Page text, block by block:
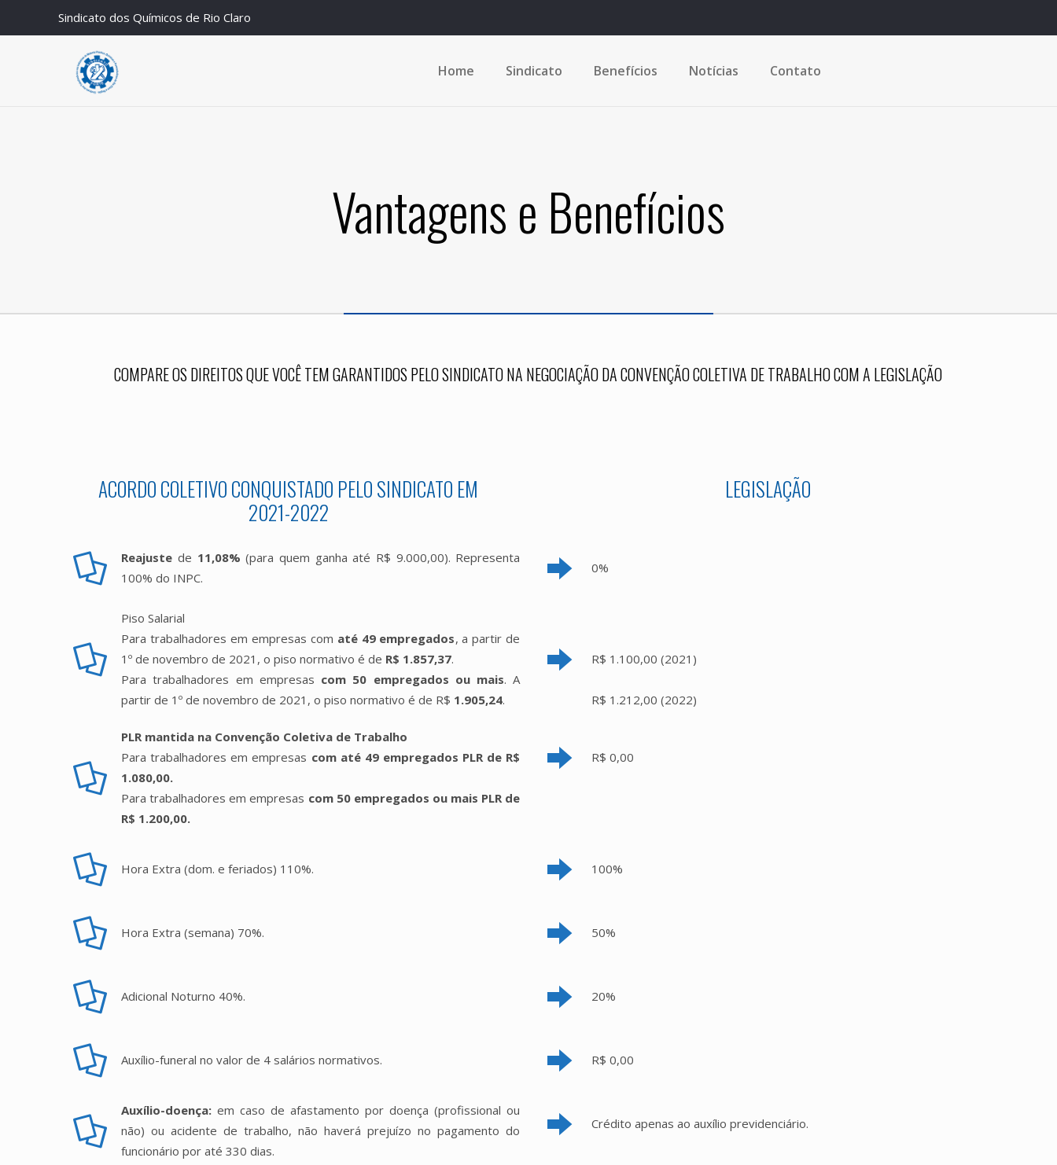
Sindicato dos Químicos de Rio Claro
Home Sindicato Benefícios Notícias Contato
Vantagens e Benefícios
COMPARE OS DIREITOS QUE VOCÊ TEM GARANTIDOS PELO SINDICATO NA NEGOCIAÇÃO DA CONVENÇÃO COLETIVA DE TRABALHO COM A LEGISLAÇÃO
ACORDO COLETIVO CONQUISTADO PELO SINDICATO EM
2021-2022
LEGISLAÇÃO
Reajuste de 11,08% (para quem ganha até R$ 9.000,00). Representa
100% do INPC.
0%
Piso Salarial
Para trabalhadores em empresas com até 49 empregados, a partir de
1º de novembro de 2021, o piso normativo é de R$ 1.857,37.
Para trabalhadores em empresas com 50 empregados ou mais. A
partir de 1º de novembro de 2021, o piso normativo é de R$ 1.905,24.
R$ 1.100,00 (2021)
R$ 1.212,00 (2022)
PLR mantida na Convenção Coletiva de Trabalho
Para trabalhadores em empresas com até 49 empregados PLR de R$
1.080,00.
Para trabalhadores em empresas com 50 empregados ou mais PLR de
R$ 1.200,00.
R$ 0,00
Hora Extra (dom. e feriados) 110%. 100%
Hora Extra (semana) 70%. 50%
Adicional Noturno 40%. 20%
Auxílio-funeral no valor de 4 salários normativos. R$ 0,00
Auxílio-doença: em caso de afastamento por doença (profissional ou
não) ou acidente de trabalho, não haverá prejuízo no pagamento do
funcionário por até 330 dias.
Crédito apenas ao auxílio previdenciário.